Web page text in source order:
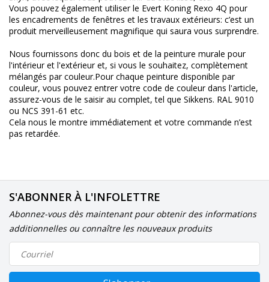
Vous pouvez également utiliser le Evert Koning Rexo 4Q pour
les encadrements de fenêtres et les travaux extérieurs: c’est un
produit merveilleusement magnifique qui saura vous surprendre.
Nous fournissons donc du bois et de la peinture murale pour
l'intérieur et l'extérieur et, si vous le souhaitez, complètement
mélangés par couleur.Pour chaque peinture disponible par
couleur, vous pouvez entrer votre code de couleur dans l'article,
assurez-vous de le saisir au complet, tel que Sikkens. RAL 9010
ou NCS 391-61 etc.
Cela nous le montre immédiatement et votre commande n’est
pas retardée.
S'ABONNER À L'INFOLETTRE
Abonnez-vous dès maintenant pour obtenir des informations
additionnelles ou connaître les nouveaux produits